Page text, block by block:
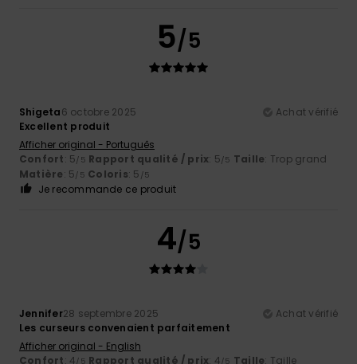
5/5
Shigeta6 octobre 2025
Achat vérifié
Excellent produit
Afficher original - Português
Confort: 5/5 Rapport qualité / prix: 5/5 Taille: Trop grand
Matière: 5/5 Coloris: 5 /5
Je recommande ce produit
4/5
Jennifer28 septembre 2025
Achat vérifié
Les curseurs convenaient parfaitement
Afficher original - English
Confort: 4/5 Rapport qualité / prix: 4/5 Taille: Taille